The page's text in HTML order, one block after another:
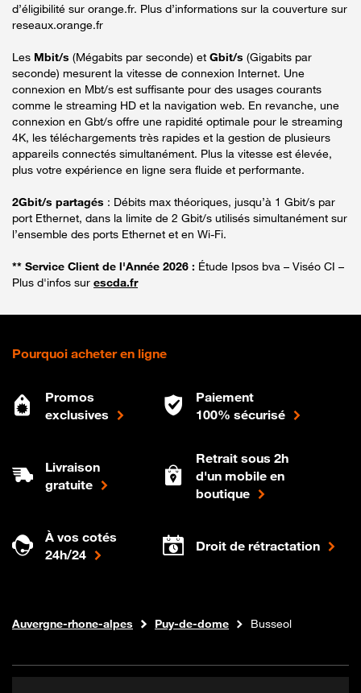
d’éligibilité sur orange.fr. Plus d’informations sur la couverture sur
reseaux.orange.fr
Les Mbit/s (Mégabits par seconde) et Gbit/s (Gigabits par
seconde) mesurent la vitesse de connexion Internet. Une
connexion en Mbt/s est suffisante pour des usages courants
comme le streaming HD et la navigation web. En revanche, une
connexion en Gbt/s offre une rapidité optimale pour le streaming
4K, les téléchargements très rapides et la gestion de plusieurs
appareils connectés simultanément. Plus la vitesse est élevée,
plus votre expérience en ligne sera fluide et performante.
2Gbit/s partagés : Débits max théoriques, jusqu’à 1 Gbit/s par
port Ethernet, dans la limite de 2 Gbit/s utilisés simultanément sur
l’ensemble des ports Ethernet et en Wi-Fi.
** Service Client de l'Année 2026 : Étude Ipsos bva – Viséo CI –
Plus d'infos sur escda.fr
Pourquoi acheter en ligne
Promos
exclusives
Paiement
100% sécurisé
Livraison
gratuite
Retrait sous 2h
d'un mobile en
boutique
À vos cotés
24h/24
Droit de rétractation
Boutique Orange
Internet fibre
Auvergne-rhone-alpes Puy-de-dome Busseol